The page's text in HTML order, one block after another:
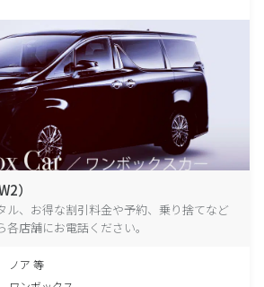
）
ル、お得な割引料金や予約、乗り捨てなど
店舗にお電話ください。
ノア 等